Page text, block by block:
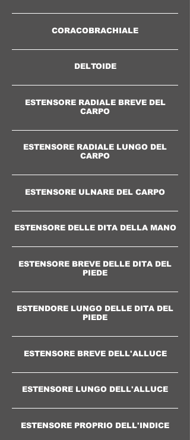
CORACOBRACHIALE
DELTOIDE
ESTENSORE RADIALE BREVE DEL
CARPO
ESTENSORE RADIALE LUNGO DEL
CARPO
ESTENSORE ULNARE DEL CARPO
ESTENSORE DELLE DITA DELLA MANO
ESTENSORE BREVE DELLE DITA DEL
PIEDE
ESTENDORE LUNGO DELLE DITA DEL
PIEDE
ESTENSORE BREVE DELL'ALLUCE
ESTENSORE LUNGO DELL'ALLUCE
ESTENSORE PROPRIO DELL'INDICE